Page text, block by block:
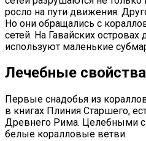
росло на пути движения.
Но они обращались с
сетей. На Гавайских
используют маленькие
Лечебные
Первые снадобья из
в книгах Плиния Старшего,
Древнего Рима. Целебными
белые коралловые ветви.